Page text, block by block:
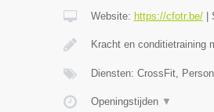
Website: https://cfotr.be/|
Kracht en conditietraining
Diensten: CrossFit,
Openingstijden ▼